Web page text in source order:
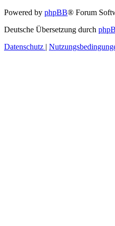
Powered by phpBB® Forum
Deutsche Übersetzung durch
Datenschutz |